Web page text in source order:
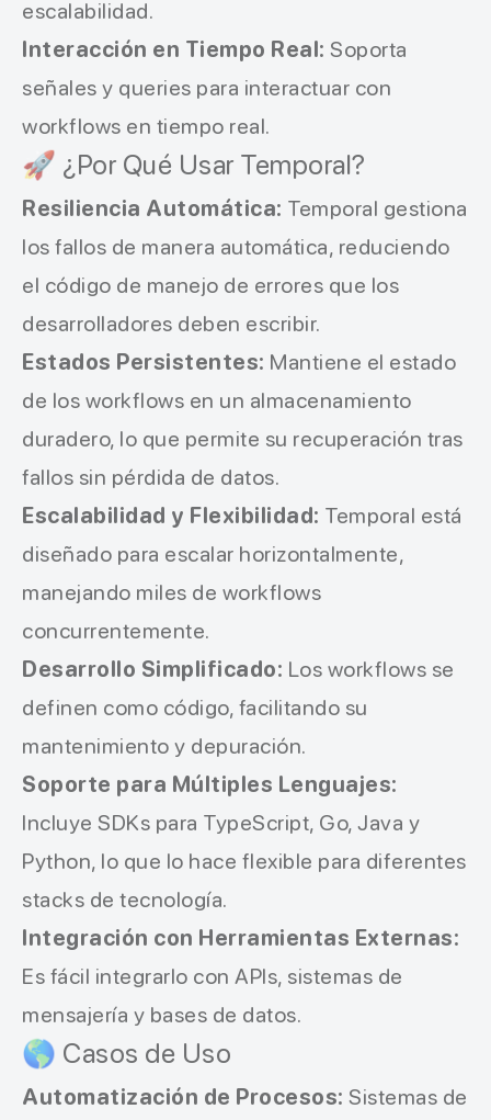
escalabilidad.
Interacción en Tiempo Real: Soporta
señales y queries para interactuar con
workflows en tiempo real.
🚀 ¿Por Qué Usar Temporal?
Resiliencia Automática: Temporal gestiona
los fallos de manera automática, reduciendo
el código de manejo de errores que los
desarrolladores deben escribir.
Estados Persistentes: Mantiene el estado
de los workflows en un almacenamiento
duradero, lo que permite su recuperación tras
fallos sin pérdida de datos.
Escalabilidad y Flexibilidad: Temporal está
diseñado para escalar horizontalmente,
manejando miles de workflows
concurrentemente.
Desarrollo Simplificado: Los workflows se
definen como código, facilitando su
mantenimiento y depuración.
Soporte para Múltiples Lenguajes:
Incluye SDKs para TypeScript, Go, Java y
Python, lo que lo hace flexible para diferentes
stacks de tecnología.
Integración con Herramientas Externas:
Es fácil integrarlo con APIs, sistemas de
mensajería y bases de datos.
🌎 Casos de Uso
Automatización de Procesos: Sistemas de